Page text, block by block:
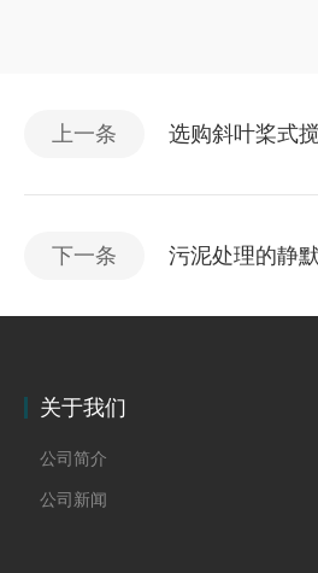
上一条 选购斜叶桨式
下一条 污泥处理的静
关于我们
公司简介
公司新闻